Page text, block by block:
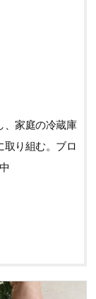
、家庭の冷蔵庫
取り組む。ブロ